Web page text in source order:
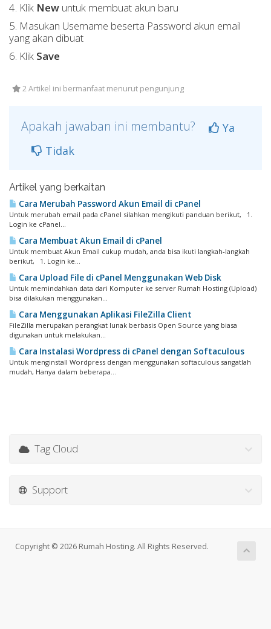
4. Klik New untuk membuat akun baru
5. Masukan Username beserta Password akun email
yang akan dibuat
6. Klik Save
2 Artikel ini bermanfaat menurut pengunjung
Apakah jawaban ini membantu?
Ya
Tidak
Artikel yang berkaitan
Cara Merubah Password Akun Email di cPanel
Untuk merubah email pada cPanel silahkan mengikuti panduan berikut, 1.
Login ke cPanel...
Cara Membuat Akun Email di cPanel
Untuk membuat Akun Email cukup mudah, anda bisa ikuti langkah-langkah
berikut, 1. Login ke...
Cara Upload File di cPanel Menggunakan Web Disk
Untuk memindahkan data dari Komputer ke server Rumah Hosting (Upload)
bisa dilakukan menggunakan...
Cara Menggunakan Aplikasi FileZilla Client
FileZilla merupakan perangkat lunak berbasis Open Source yang biasa
digunakan untuk melakukan...
Cara Instalasi Wordpress di cPanel dengan Softaculous
Untuk menginstall Wordpress dengan menggunakan softaculous sangatlah
mudah, Hanya dalam beberapa...
Tag Cloud
Support
Copyright © 2026 Rumah Hosting. All Rights Reserved.